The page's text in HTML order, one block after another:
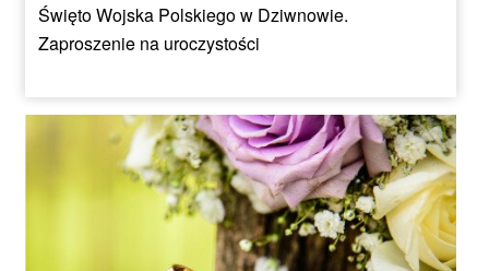
Święto Wojska Polskiego w Dziwnowie.
Zaproszenie na uroczystości